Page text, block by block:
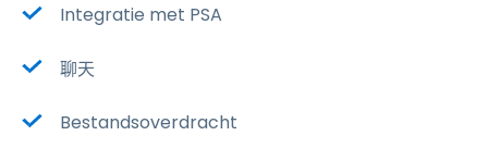
Integratie met PSA
聊天
Bestandsoverdracht